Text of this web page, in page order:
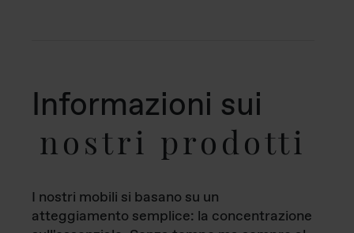
Informazioni sui
nostri prodotti
I nostri mobili si basano su un
atteggiamento semplice: la concentrazione